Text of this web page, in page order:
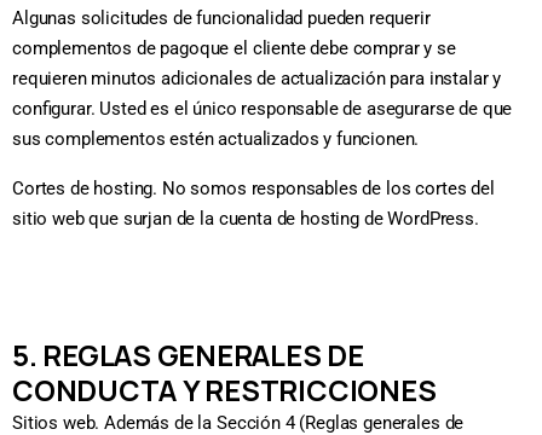
Algunas solicitudes de funcionalidad pueden requerir
complementos de pagoque el cliente debe comprar y se
requieren minutos adicionales de actualización para instalar y
configurar. Usted es el único responsable de asegurarse de que
sus complementos estén actualizados y funcionen.
Cortes de hosting. No somos responsables de los cortes del
sitio web que surjan de la cuenta de hosting de WordPress.
5. REGLAS GENERALES DE
CONDUCTA Y RESTRICCIONES
Sitios web. Además de la Sección 4 (Reglas generales de